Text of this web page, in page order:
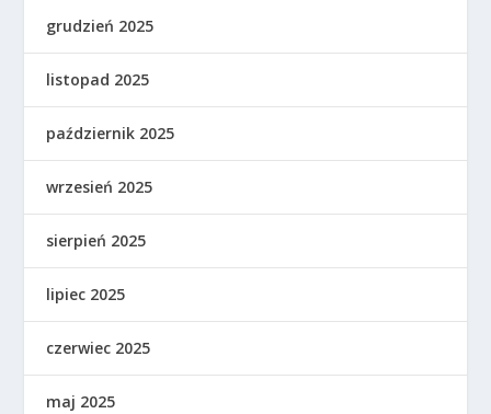
grudzień 2025
listopad 2025
październik 2025
wrzesień 2025
sierpień 2025
lipiec 2025
czerwiec 2025
maj 2025